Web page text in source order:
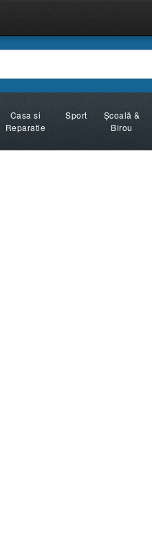
Casa si
Reparatie
Sport
Şcoală &
Birou